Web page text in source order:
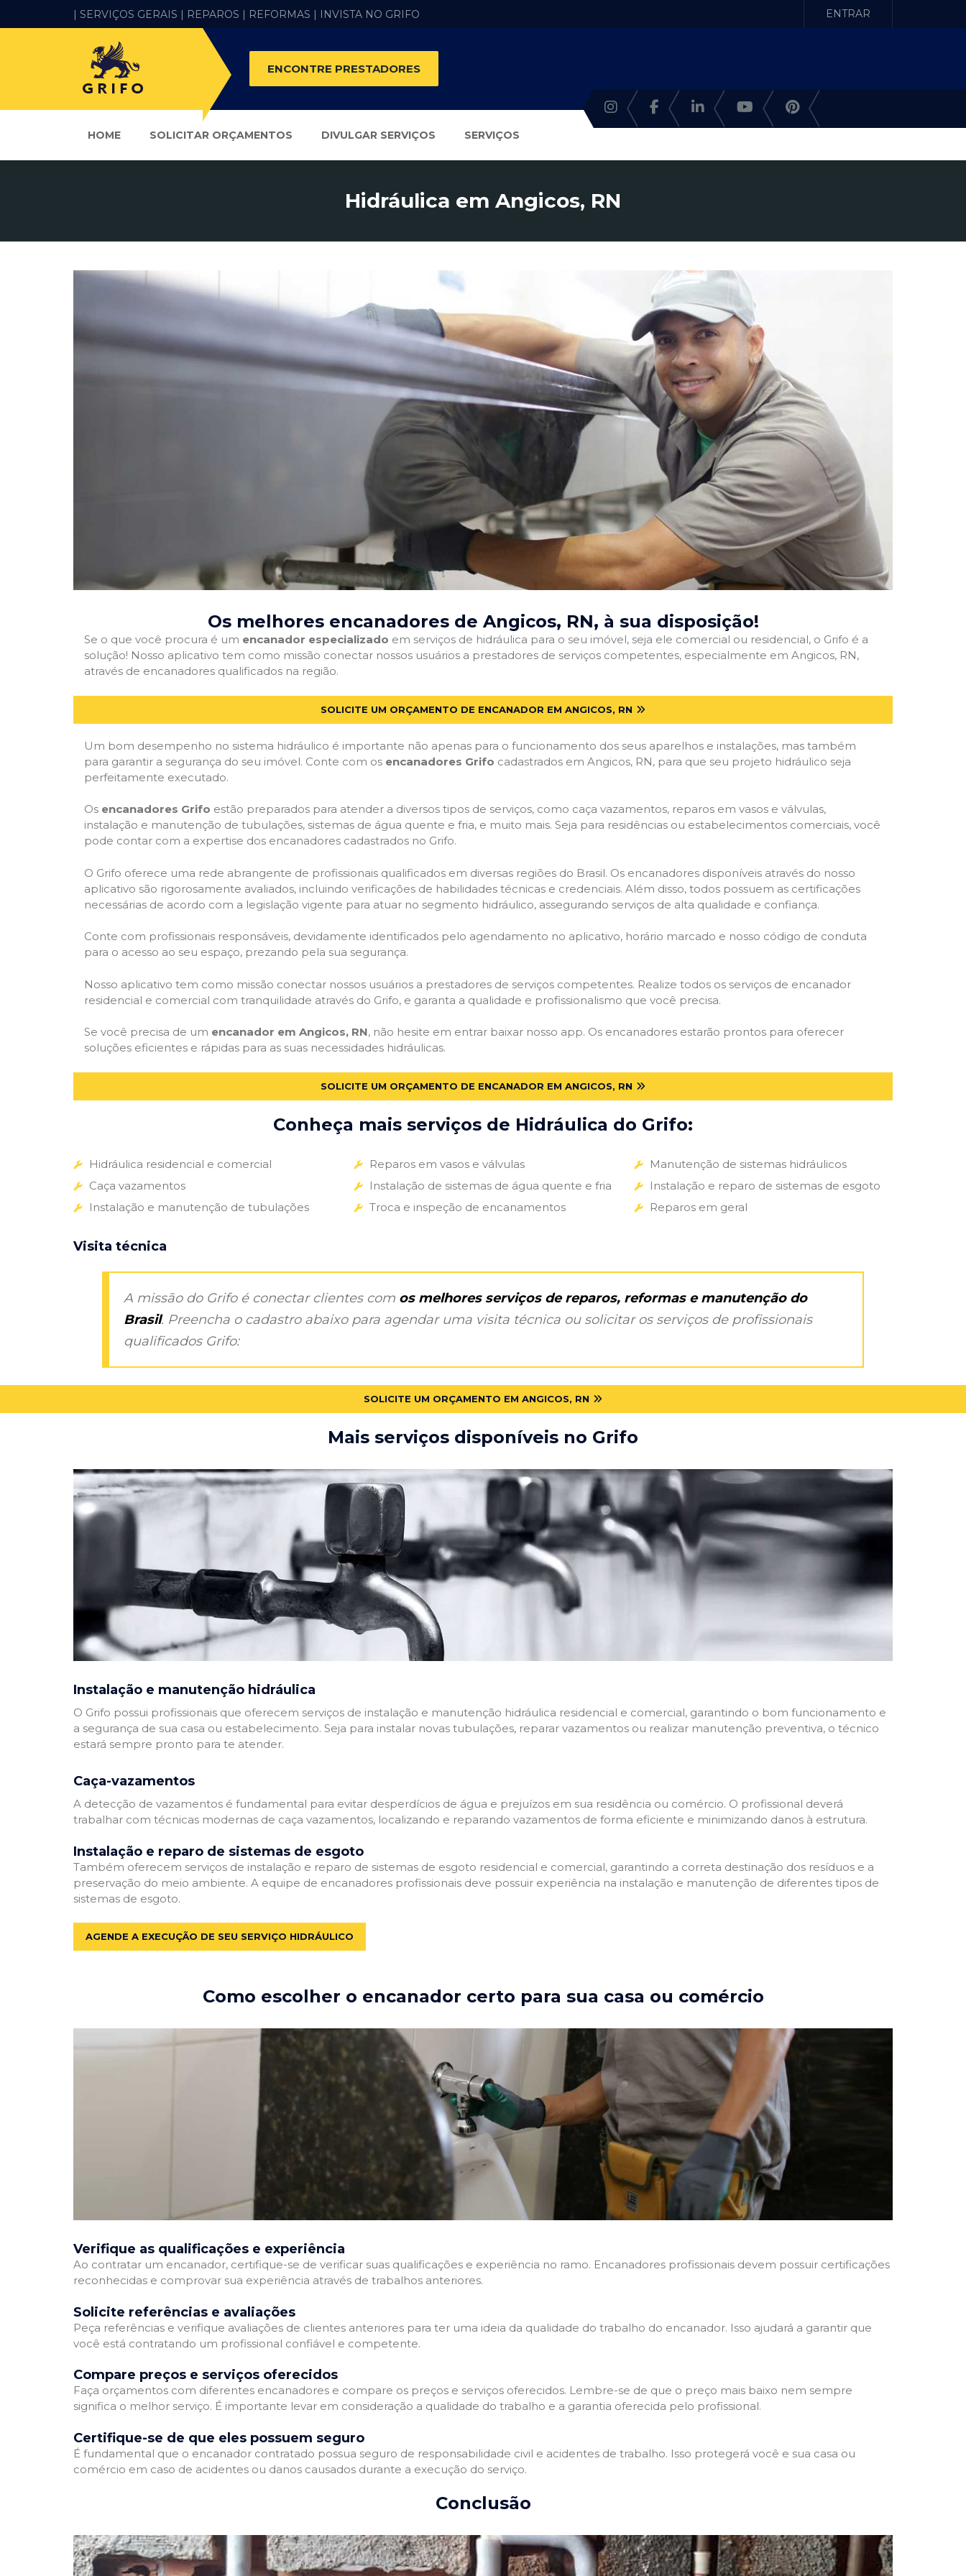
| SERVIÇOS GERAIS | REPAROS | REFORMAS | INVISTA NO GRIFO ENTRAR
ENCONTRE PRESTADORES
HOME SOLICITAR ORÇAMENTOS DIVULGAR SERVIÇOS SERVIÇOS
Hidráulica em Angicos, RN
Os melhores encanadores de Angicos, RN, à sua disposição!
Se o que você procura é um encanador especializado em serviços de hidráulica para o seu imóvel, seja ele comercial ou residencial, o Grifo é a
solução! Nosso aplicativo tem como missão conectar nossos usuários a prestadores de serviços competentes, especialmente em Angicos, RN,
através de encanadores qualificados na região.
SOLICITE UM ORÇAMENTO DE ENCANADOR EM ANGICOS, RN
Um bom desempenho no sistema hidráulico é importante não apenas para o funcionamento dos seus aparelhos e instalações, mas também
para garantir a segurança do seu imóvel. Conte com os encanadores Grifo cadastrados em Angicos, RN, para que seu projeto hidráulico seja
perfeitamente executado.
Os encanadores Grifo estão preparados para atender a diversos tipos de serviços, como caça vazamentos, reparos em vasos e válvulas,
instalação e manutenção de tubulações, sistemas de água quente e fria, e muito mais. Seja para residências ou estabelecimentos comerciais, você
pode contar com a expertise dos encanadores cadastrados no Grifo.
O Grifo oferece uma rede abrangente de profissionais qualificados em diversas regiões do Brasil. Os encanadores disponíveis através do nosso
aplicativo são rigorosamente avaliados, incluindo verificações de habilidades técnicas e credenciais. Além disso, todos possuem as certificações
necessárias de acordo com a legislação vigente para atuar no segmento hidráulico, assegurando serviços de alta qualidade e confiança.
Conte com profissionais responsáveis, devidamente identificados pelo agendamento no aplicativo, horário marcado e nosso código de conduta
para o acesso ao seu espaço, prezando pela sua segurança.
Nosso aplicativo tem como missão conectar nossos usuários a prestadores de serviços competentes. Realize todos os serviços de encanador
residencial e comercial com tranquilidade através do Grifo, e garanta a qualidade e profissionalismo que você precisa.
Se você precisa de um encanador em Angicos, RN, não hesite em entrar baixar nosso app. Os encanadores estarão prontos para oferecer
soluções eficientes e rápidas para as suas necessidades hidráulicas.
SOLICITE UM ORÇAMENTO DE ENCANADOR EM ANGICOS, RN
Conheça mais serviços de Hidráulica do Grifo:
Hidráulica residencial e comercial
Caça vazamentos
Instalação e manutenção de tubulações
Reparos em vasos e válvulas
Instalação de sistemas de água quente e fria
Troca e inspeção de encanamentos
Manutenção de sistemas hidráulicos
Instalação e reparo de sistemas de esgoto
Reparos em geral
Visita técnica
A missão do Grifo é conectar clientes com os melhores serviços de reparos, reformas e manutenção do
Brasil. Preencha o cadastro abaixo para agendar uma visita técnica ou solicitar os serviços de profissionais
qualificados Grifo:
SOLICITE UM ORÇAMENTO EM ANGICOS, RN
Mais serviços disponíveis no Grifo
Instalação e manutenção hidráulica
O Grifo possui profissionais que oferecem serviços de instalação e manutenção hidráulica residencial e comercial, garantindo o bom funcionamento e
a segurança de sua casa ou estabelecimento. Seja para instalar novas tubulações, reparar vazamentos ou realizar manutenção preventiva, o técnico
estará sempre pronto para te atender.
Caça-vazamentos
A detecção de vazamentos é fundamental para evitar desperdícios de água e prejuízos em sua residência ou comércio. O profissional deverá
trabalhar com técnicas modernas de caça vazamentos, localizando e reparando vazamentos de forma eficiente e minimizando danos à estrutura.
Instalação e reparo de sistemas de esgoto
Também oferecem serviços de instalação e reparo de sistemas de esgoto residencial e comercial, garantindo a correta destinação dos resíduos e a
preservação do meio ambiente. A equipe de encanadores profissionais deve possuir experiência na instalação e manutenção de diferentes tipos de
sistemas de esgoto.
AGENDE A EXECUÇÃO DE SEU SERVIÇO HIDRÁULICO
Como escolher o encanador certo para sua casa ou comércio
Verifique as qualificações e experiência
Ao contratar um encanador, certifique-se de verificar suas qualificações e experiência no ramo. Encanadores profissionais devem possuir certificações
reconhecidas e comprovar sua experiência através de trabalhos anteriores.
Solicite referências e avaliações
Peça referências e verifique avaliações de clientes anteriores para ter uma ideia da qualidade do trabalho do encanador. Isso ajudará a garantir que
você está contratando um profissional confiável e competente.
Compare preços e serviços oferecidos
Faça orçamentos com diferentes encanadores e compare os preços e serviços oferecidos. Lembre-se de que o preço mais baixo nem sempre
significa o melhor serviço. É importante levar em consideração a qualidade do trabalho e a garantia oferecida pelo profissional.
Certifique-se de que eles possuem seguro
É fundamental que o encanador contratado possua seguro de responsabilidade civil e acidentes de trabalho. Isso protegerá você e sua casa ou
comércio em caso de acidentes ou danos causados durante a execução do serviço.
Conclusão